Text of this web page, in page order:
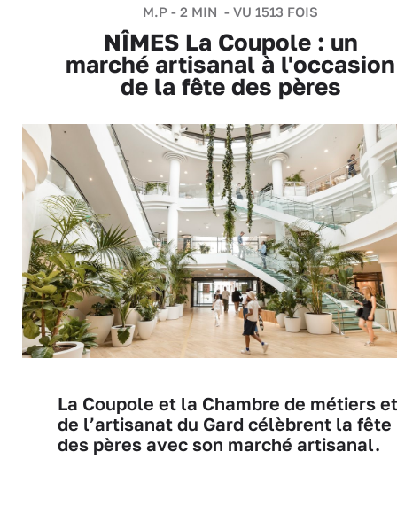
M.P - 2 MIN - VU 1513 FOIS
NÎMES La Coupole : un
marché artisanal à l'occasion
de la fête des pères
La Coupole et la Chambre de métiers et
de l’artisanat du Gard célèbrent la fête
des pères avec son marché artisanal.